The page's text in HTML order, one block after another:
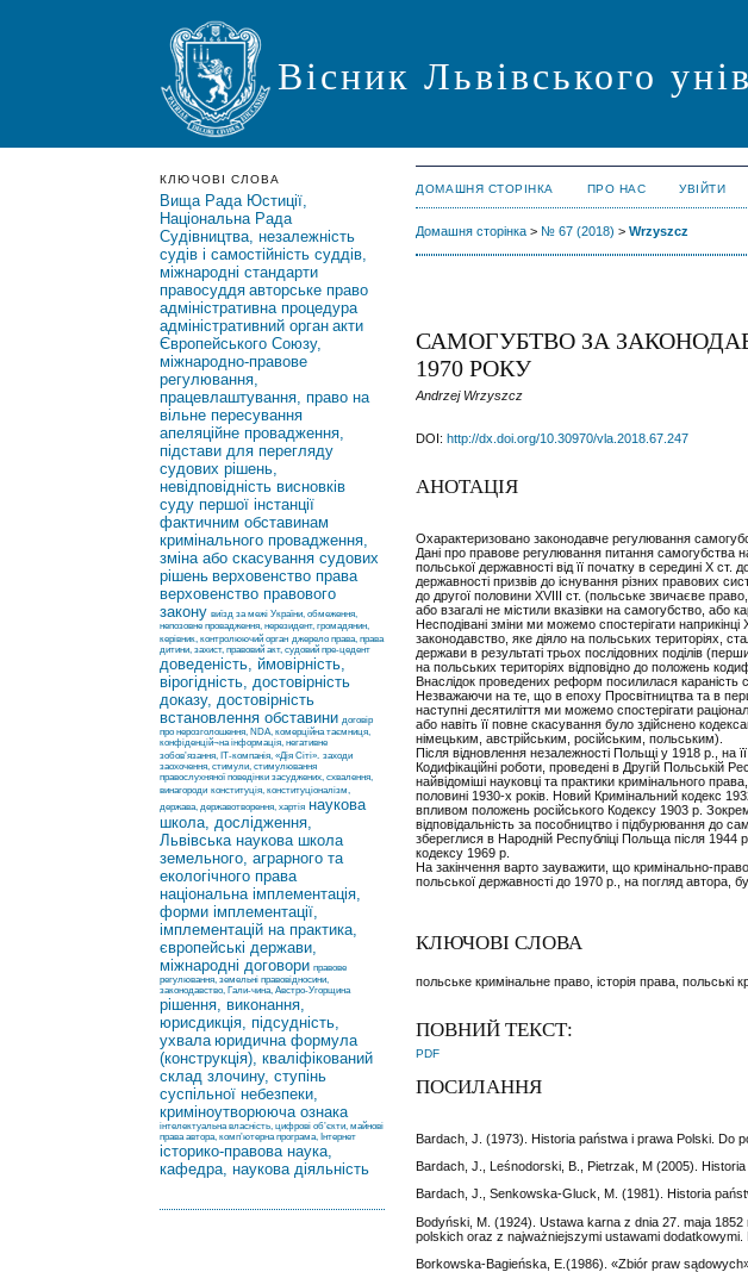
Вісник Львівського
КЛЮЧОВІ СЛОВА
Вища Рада Юстиції,
Національна Рада
Судівництва, незалежність
судів і самостійність суддів,
міжнародні стандарти
правосуддя авторське право
адміністративна процедура
адміністративний орган акти
Європейського Союзу,
міжнародно-правове
регулювання,
працевлаштування, право на
вільне пересування
апеляційне провадження,
підстави для перегляду
судових рішень,
невідповідність висновків
суду першої інстанції
фактичним обставинам
кримінального провадження,
зміна або скасування судових
рішень верховенство права
верховенство правового
закону виїзд за межі України, обмеження,
непозовне провадження, нерезидент, громадянин,
керівник, контролюючий орган джерело права, права
дитини, захист, правовий акт, судовий пре-цедент
доведеність, ймовірність,
вірогідність, достовірність
доказу, достовірність
встановлення обставини договір
про нерозголошення, NDA, комерційна таємниця,
конфіденцій¬на інформація, негативне
зобов’язання, ІТ-компанія, «Дія Сіті». заходи
заохочення, стимули, стимулювання
правослухняної поведінки засуджених, схвалення,
винагороди конституція, конституціоналізм,
держава, державотворення, хартія наукова
школа, дослідження,
Львівська наукова школа
земельного, аграрного та
екологічного права
національна імплементація,
форми імплементації,
імплементацій на практика,
європейські держави,
міжнародні договори правове
регулювання, земельні правовідносини,
законодавство, Гали-чина, Австро-Угорщина
рішення, виконання,
юрисдикція, підсудність,
ухвала юридична формула
(конструкція), кваліфікований
склад злочину, ступінь
суспільної небезпеки,
криміноутворююча ознака
інтелектуальна власність, цифрові об’єкти, майнові
права автора, комп’ютерна програма, Інтернет
історико-правова наука,
кафедра, наукова діяльність
ДОМАШНЯ СТОРІНКА ПРО НАС УВІЙТИ
Домашня сторінка > № 67 (2018) >Wrzyszcz
САМОГУБТВО ЗА
1970 РОКУ
Andrzej Wrzyszcz
DOI: http://dx.doi.org/10.30970/vla.2018.67.247
АНОТАЦІЯ
Охарактеризовано законодавче регулювання
Дані про правове регулювання питання самогубства
польської державності від її початку в середині Х ст.
державності призвів до існування різних правових
до другої половини ХVIII ст. (польське звичаєве
або взагалі не містили вказівки на самогубство, або
Несподівані зміни ми можемо спостерігати
законодавство, яке діяло на польських територіях,
держави в результаті трьох послідовних поділів
на польських територіях відповідно до положень
Внаслідок проведених реформ посилилася караність
Незважаючи на те, що в епоху Просвітництва та в
наступні десятиліття ми можемо спостерігати
або навіть її повне скасування було здійснено
німецьким, австрійським, російським, польським).
Після відновлення незалежності Польщі у 1918 р., на
Кодифікаційні роботи, проведені в Другій Польській
найвідоміші науковці та практики кримінального
половині 1930-х років. Новий Кримінальний кодекс
впливом положень російського Кодексу 1903 р.
відповідальність за пособ­ництво і підбурювання до
збереглися в Народній Республіці Польща після
кодексу 1969 р.
На закінчення варто зауважити, що кримінально-
польської державності до 1970 р., на погляд автора,
КЛЮЧОВІ СЛОВА
польське кримінальне право, історія права, польські
ПОВНИЙ ТЕКСТ:
PDF
ПОСИЛАННЯ
Bardach, J. (1973). Historia państwa i prawa Polski. Do
Bardach, J., Leśnodorski, B., Pietrzak, M (2005).
Bardach, J., Senkowska-Gluck, M. (1981). Historia
Bodyński, M. (1924). Ustawa karna z dnia 27. maja
polskich oraz z najważniejszymi ustawami dodatkowymi.
Borkowska-Bagieńska, E.(1986). «Zbiór praw